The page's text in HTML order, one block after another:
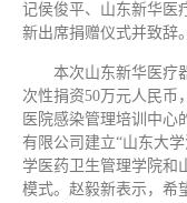
记侯俊平、山东新华医
新出席捐赠仪式并致辞。
本次山东新华医疗
次性捐资50万元人民币
医院感染管理培训中心
有限公司建立“山东大
学医药卫生管理学院和
模式。赵毅新表示，希